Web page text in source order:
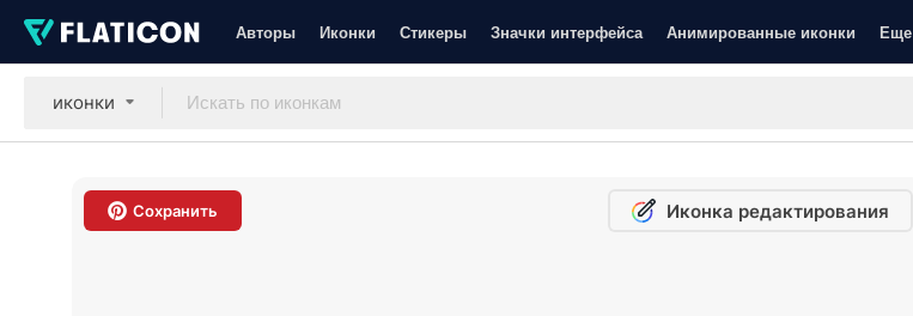
Авторы Иконки Стикеры Значки интерфейса Анимированные иконки Еще
иконки
Сохранить Иконка редактирования